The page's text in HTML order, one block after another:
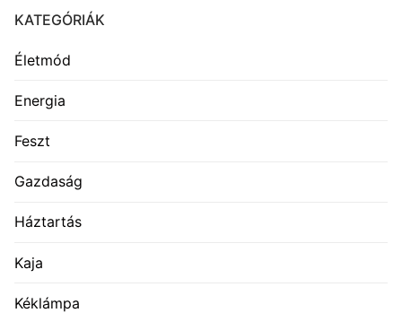
KATEGÓRIÁK
Életmód
Energia
Feszt
Gazdaság
Háztartás
Kaja
Kéklámpa